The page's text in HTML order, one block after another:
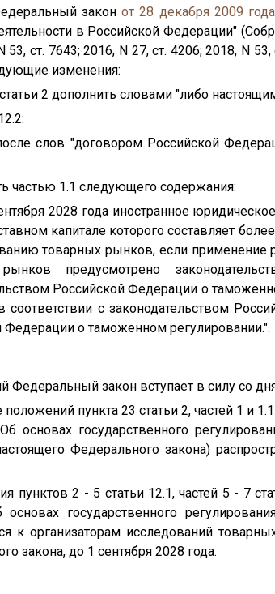
законот 28 декабря 2009
в Российской Федерации"
53, ст. 7643; 2016, N 27, ст. 4206; 2018, N
изменения:
2 дополнить словами "либо
слов "договором Российской
частью 1.1 следующего содержания:
2028 года иностранное
капитале которого составляет
товарных рынков, если применение
предусмотрено
Российской Федерации о
с законодательством
Федерации о таможенном регулировании.".
Федеральный закон вступает в силу со
пункта 23 статьи 2, частей 1 и
основах государственного
Федерального закона)
пунктов 2 - 5 статьи 12.1, частей 5 - 7
основах государственного
к организаторам исследований
закона, до 1 сентября 2028 года.